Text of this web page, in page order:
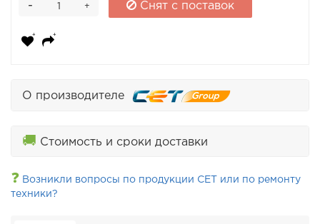
+
- Снят с поставок
О производителе
🚚 Стоимость и сроки доставки
❓ Возникли вопросы по продукции CET или по ремонту
техники?